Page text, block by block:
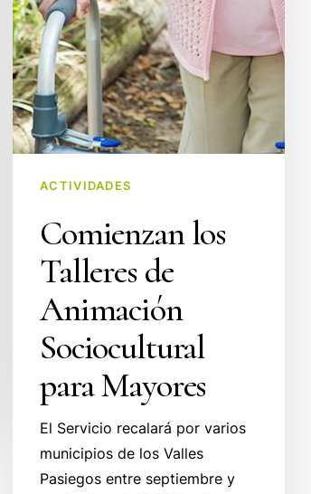
ACTIVIDADES
Comienzan los
Talleres de
Animación
Sociocultural
para Mayores
El Servicio recalará por varios
municipios de los Valles
Pasiegos entre septiembre y